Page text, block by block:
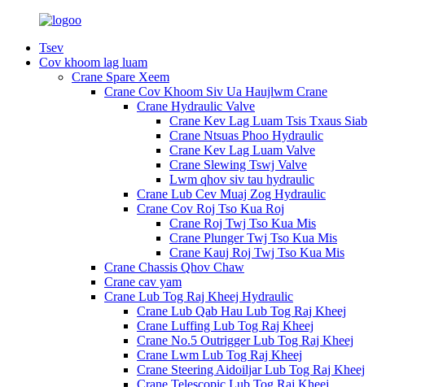
Tsev
Cov khoom lag luam
Crane Spare Xeem
Crane Cov Khoom Siv Ua Haujlwm Crane
Crane Hydraulic Valve
Crane Kev Lag Luam Tsis Txaus Siab
Crane Ntsuas Phoo Hydraulic
Crane Kev Lag Luam Valve
Crane Slewing Tswj Valve
Lwm qhov siv tau hydraulic
Crane Lub Cev Muaj Zog Hydraulic
Crane Cov Roj Tso Kua Roj
Crane Roj Twj Tso Kua Mis
Crane Plunger Twj Tso Kua Mis
Crane Kauj Roj Twj Tso Kua Mis
Crane Chassis Qhov Chaw
Crane cav yam
Crane Lub Tog Raj Kheej Hydraulic
Crane Lub Qab Hau Lub Tog Raj Kheej
Crane Luffing Lub Tog Raj Kheej
Crane No.5 Outrigger Lub Tog Raj Kheej
Crane Lwm Lub Tog Raj Kheej
Crane Steering Aidoiljar Lub Tog Raj Kheej
Crane Telescopic Lub Tog Raj Kheej